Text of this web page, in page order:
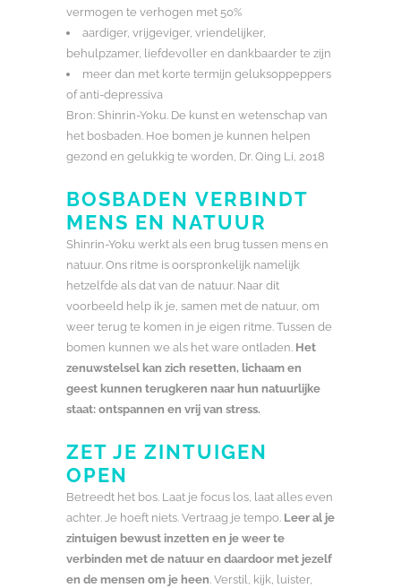
vermogen te verhogen met 50%
aardiger, vrijgeviger, vriendelijker,
behulpzamer, liefdevoller en dankbaarder te zijn
meer dan met korte termijn geluksoppeppers
of anti-depressiva
Bron: Shinrin-Yoku. De kunst en wetenschap van
het bosbaden. Hoe bomen je kunnen helpen
gezond en gelukkig te worden, Dr. Qing Li, 2018
BOSBADEN VERBINDT
MENS EN NATUUR
Shinrin-Yoku werkt als een brug tussen mens en
natuur. Ons ritme is oorspronkelijk namelijk
hetzelfde als dat van de natuur. Naar dit
voorbeeld help ik je, samen met de natuur, om
weer terug te komen in je eigen ritme. Tussen de
bomen kunnen we als het ware ontladen. Het
zenuwstelsel kan zich resetten, lichaam en
geest kunnen terugkeren naar hun natuurlijke
staat: ontspannen en vrij van stress.
ZET JE ZINTUIGEN
OPEN
Betreedt het bos. Laat je focus los, laat alles even
achter. Je hoeft niets. Vertraag je tempo. Leer al je
zintuigen bewust inzetten en je weer te
verbinden met de natuur en daardoor met jezelf
en de mensen om je heen. Verstil, kijk, luister,